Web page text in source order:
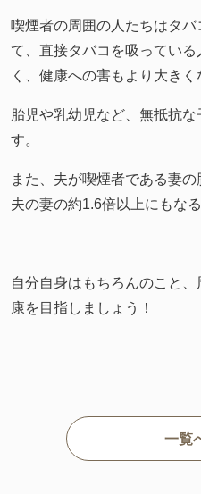
喫煙者の周囲の人たちはタ
て、直接タバコを吸ってい
く、健康への害もより大きく
胎児や乳幼児など、無抵抗
す。
また、夫が喫煙者である妻
夫の妻の約1.6倍以上にもなる
自分自身はもちろんのこと
康を目指しましょう！
一覧